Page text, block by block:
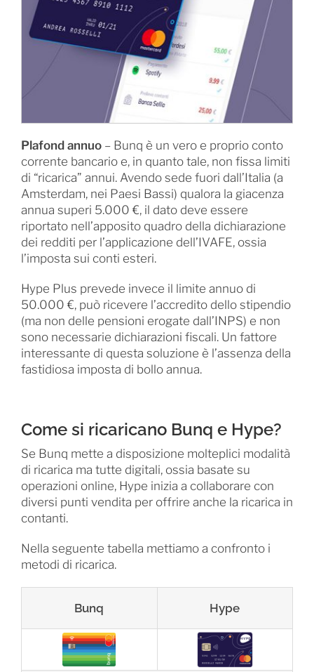
Plafond annuo– Bunq è un vero e proprio conto
corrente bancario e, in quanto tale, non fissa limiti
di “ricarica” annui. Avendo sede fuori dall’Italia (a
Amsterdam, nei Paesi Bassi) qualora la giacenza
annua superi 5.000 €, il dato deve essere
riportato nell’apposito quadro della dichiarazione
dei redditi per l’applicazione dell’IVAFE, ossia
l’imposta sui conti esteri.
Hype Plus prevede invece il limite annuo di
50.000 €, può ricevere l’accredito dello stipendio
(ma non delle pensioni erogate dall’INPS) e non
sono necessarie dichiarazioni fiscali. Un fattore
interessante di questa soluzione è l’assenza della
fastidiosa imposta di bollo annua.
Come si ricaricano Bunq e Hype?
Se Bunq mette a disposizione molteplici modalità
di ricarica ma tutte digitali, ossia basate su
operazioni online, Hype inizia a collaborare con
diversi punti vendita per offrire anche la ricarica in
contanti.
Nella seguente tabella mettiamo a confronto i
metodi di ricarica.
Bunq Hype